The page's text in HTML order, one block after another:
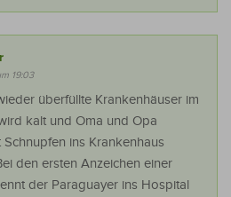
19:03
überfüllte Krankenhäuser im
kalt und Oma und Opa
ins Krankenhaus
den ersten Anzeichen einer
der Paraguayer ins Hospital